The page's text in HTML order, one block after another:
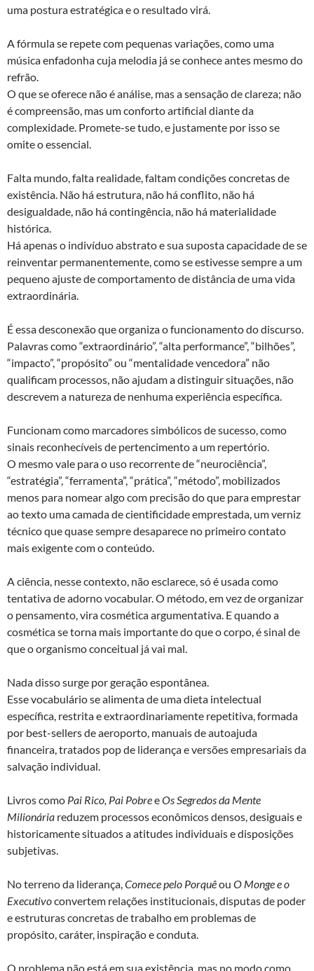
uma postura estratégica e o resultado virá.
A fórmula se repete com pequenas variações, como uma
música enfadonha cuja melodia já se conhece antes mesmo do
refrão.
O que se oferece não é análise, mas a sensação de clareza; não
é compreensão, mas um conforto artificial diante da
complexidade. Promete-se tudo, e justamente por isso se
omite o essencial.
Falta mundo, falta realidade, faltam condições concretas de
existência. Não há estrutura, não há conflito, não há
desigualdade, não há contingência, não há materialidade
histórica.
Há apenas o indivíduo abstrato e sua suposta capacidade de se
reinventar permanentemente, como se estivesse sempre a um
pequeno ajuste de comportamento de distância de uma vida
extraordinária.
É essa desconexão que organiza o funcionamento do discurso.
Palavras como “extraordinário”, “alta performance”, “bilhões”,
“impacto”, “propósito” ou “mentalidade vencedora” não
qualificam processos, não ajudam a distinguir situações, não
descrevem a natureza de nenhuma experiência específica.
Funcionam como marcadores simbólicos de sucesso, como
sinais reconhecíveis de pertencimento a um repertório.
O mesmo vale para o uso recorrente de “neurociência”,
“estratégia”, “ferramenta”, “prática”, “método”, mobilizados
menos para nomear algo com precisão do que para emprestar
ao texto uma camada de cientificidade emprestada, um verniz
técnico que quase sempre desaparece no primeiro contato
mais exigente com o conteúdo.
A ciência, nesse contexto, não esclarece, só é usada como
tentativa de adorno vocabular. O método, em vez de organizar
o pensamento, vira cosmética argumentativa. E quando a
cosmética se torna mais importante do que o corpo, é sinal de
que o organismo conceitual já vai mal.
Nada disso surge por geração espontânea.
Esse vocabulário se alimenta de uma dieta intelectual
específica, restrita e extraordinariamente repetitiva, formada
por best-sellers de aeroporto, manuais de autoajuda
financeira, tratados pop de liderança e versões empresariais da
salvação individual.
Livros como Pai Rico, Pai PobreeOs Segredos da Mente
Milionária reduzem processos econômicos densos, desiguais e
historicamente situados a atitudes individuais e disposições
subjetivas.
No terreno da liderança, Comece pelo Porquêou O Monge e o
Executivoconvertem relações institucionais, disputas de poder
e estruturas concretas de trabalho em problemas de
propósito, caráter, inspiração e conduta.
O problema não está em sua existência, mas no modo como